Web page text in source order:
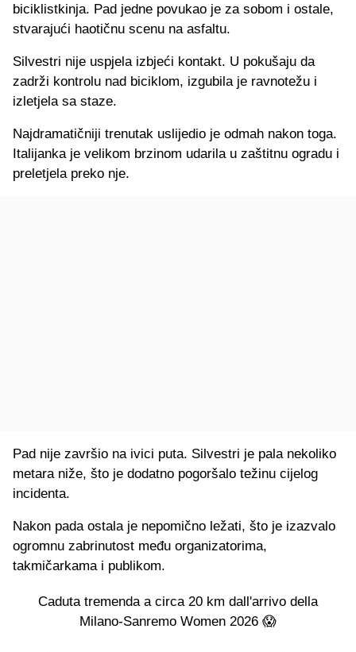
biciklistkinja. Pad jedne povukao je za sobom i ostale,
stvarajući haotičnu scenu na asfaltu.
Silvestri nije uspjela izbjeći kontakt. U pokušaju da
zadrži kontrolu nad biciklom, izgubila je ravnotežu i
izletjela sa staze.
Najdramatičniji trenutak uslijedio je odmah nakon toga.
Italijanka je velikom brzinom udarila u zaštitnu ogradu i
preletjela preko nje.
Pad nije završio na ivici puta. Silvestri je pala nekoliko
metara niže, što je dodatno pogoršalo težinu cijelog
incidenta.
Nakon pada ostala je nepomično ležati, što je izazvalo
ogromnu zabrinutost među organizatorima,
takmičarkama i publikom.
Caduta tremenda a circa 20 km dall'arrivo della
Milano-Sanremo Women 2026 😱